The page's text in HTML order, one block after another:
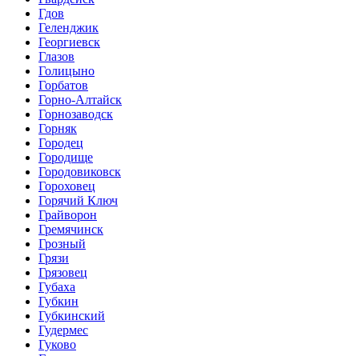
Гдов
Геленджик
Георгиевск
Глазов
Голицыно
Горбатов
Горно-Алтайск
Горнозаводск
Горняк
Городец
Городище
Городовиковск
Гороховец
Горячий Ключ
Грайворон
Гремячинск
Грозный
Грязи
Грязовец
Губаха
Губкин
Губкинский
Гудермес
Гуково